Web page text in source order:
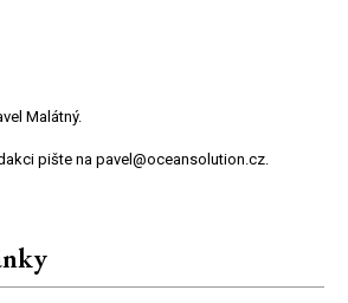
Malátný.
pište na pavel@oceansolution.cz.